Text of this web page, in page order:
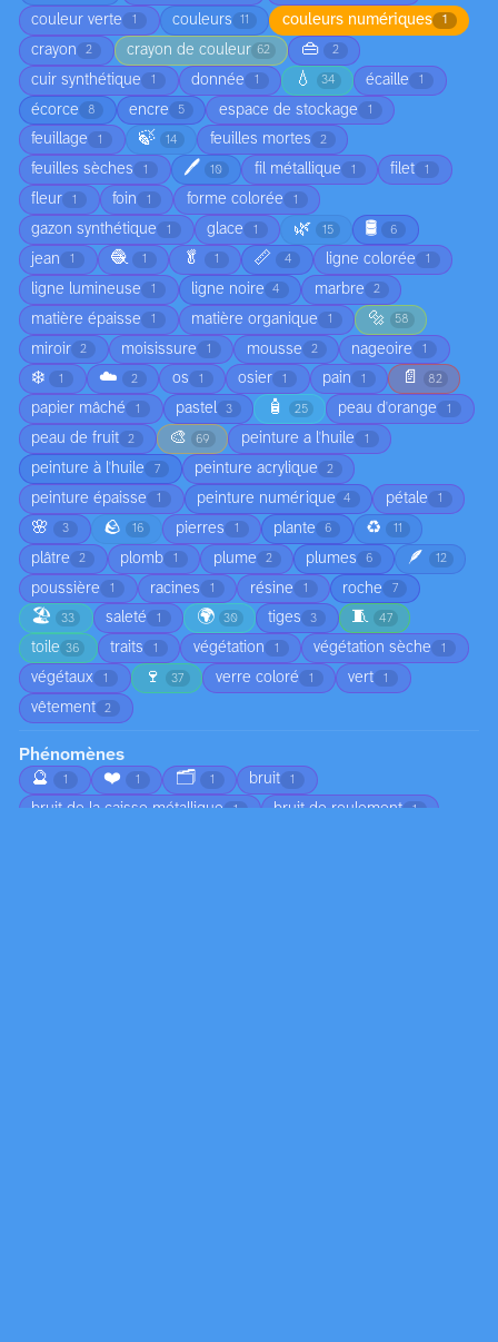
couleur verte 1 couleurs 11 couleurs numériques 1
crayon 2 crayon de couleur 62 👜 2
cuir synthétique 1 donnée 1 💧 34 écaille 1
écorce 8 encre 5 espace de stockage 1
feuillage 1 🍃 14 feuilles mortes 2
feuilles sèches 1 🖊️ 10 fil métallique 1 filet 1
fleur 1 foin 1 forme colorée 1
gazon synthétique 1 glace 1 🌿 15 🛢️ 6
jean 1 🧶 1 🥬 1 📏 4 ligne colorée 1
ligne lumineuse 1 ligne noire 4 marbre 2
matière épaisse 1 matière organique 1 🔩 58
miroir 2 moisissure 1 mousse 2 nageoire 1
❄️ 1 ☁️ 2 os 1 osier 1 pain 1 📄 82
papier mâché 1 pastel 3 🧴 25 peau d'orange 1
peau de fruit 2 🎨 69 peinture a l'huile 1
peinture à l'huile 7 peinture acrylique 2
peinture épaisse 1 peinture numérique 4 pétale 1
🌸 3 🪨 16 pierres 1 plante 6 ♻️ 11
plâtre 2 plomb 1 plume 2 plumes 6 🪶 12
poussière 1 racines 1 résine 1 roche 7
🏖️ 33 saleté 1 🌍 30 tiges 3 🧵 47
toile 36 traits 1 végétation 1 végétation sèche 1
végétaux 1 🍷 37 verre coloré 1 vert 1
vêtement 2
Phénomènes
🔮
1 ❤️ 1 🗂️ 1 bruit 1
bruit de la caisse métallique 1 bruit de roulement 1